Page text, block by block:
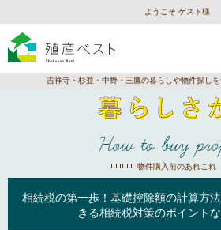
ようこそ ゲスト様
吉祥寺・杉並・中野・三鷹の暮らしや物件探し
How to buy
物件購入前のあれこれ
相続税の第一歩！基礎控除額の計算方
きる相続税対策のポイント